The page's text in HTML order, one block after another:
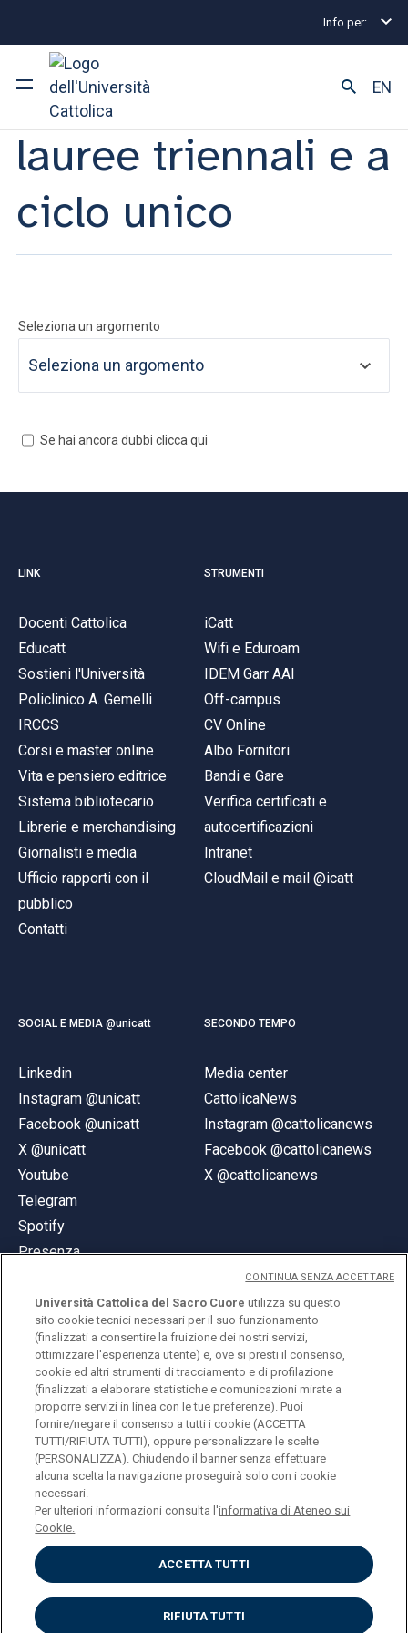
Info per:
Ateneo
Corsi di studio
Ricerca
SEI UNO STUDENTE ISCRITTO?
ACCEDI A CLOUDMAIL
EN
Informazioni lauree triennali e a ciclo unico
Informazioni
lauree triennali e a
ciclo unico
Seleziona un argomento
Se hai ancora dubbi clicca qui
LINK
Docenti Cattolica
Educatt
Sostieni l'Università
Policlinico A. Gemelli
IRCCS
Corsi e master online
Vita e pensiero editrice
Sistema bibliotecario
Librerie e merchandising
Giornalisti e media
Ufficio rapporti con il
pubblico
Contatti
STRUMENTI
iCatt
Wifi e Eduroam
IDEM Garr AAI
Off-campus
CV Online
Albo Fornitori
Bandi e Gare
Verifica certificati e
autocertificazioni
Intranet
CloudMail e mail @icatt
SOCIAL E MEDIA @unicatt
Linkedin
Instagram @unicatt
Facebook @unicatt
X @unicatt
Youtube
Telegram
Spotify
Presenza
SECONDO TEMPO
Media center
CattolicaNews
Instagram @cattolicanews
Facebook @cattolicanews
X @cattolicanews
© Università Cattolica del Sacro Cuore
Largo A. Gemelli 1, 20123 Milano
PI 02133120150
ENGLISH
Privacy
Accessibilità
Cookies
Università Cattolica del Sacro Cuore utilizza su questo
sito cookie tecnici necessari per il suo funzionamento
(finalizzati a consentire la fruizione dei nostri servizi,
ottimizzare l'esperienza utente) e, ove si presti il consenso,
cookie ed altri strumenti di tracciamento e di profilazione
(finalizzati a elaborare statistiche e comunicazioni mirate a
proporre servizi in linea con le tue preferenze). Puoi
fornire/negare il consenso a tutti i cookie (ACCETTA
TUTTI/RIFIUTA TUTTI), oppure personalizzare le scelte
(PERSONALIZZA). Chiudendo il banner senza effettuare
alcuna scelta la navigazione proseguirà solo con i cookie
necessari.
Per ulteriori informazioni consulta l'informativa di Ateneo sui
Cookie.
ACCETTA TUTTI
RIFIUTA TUTTI
CONTINUA SENZA ACCETTARE